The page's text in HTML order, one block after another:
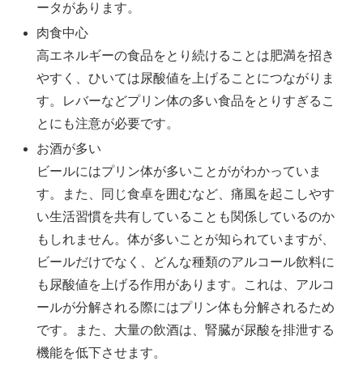
ータがあります。
肉食中心
高エネルギーの食品をとり続けることは肥満を招き
やすく、ひいては尿酸値を上げることにつながりま
す。レバーなどプリン体の多い食品をとりすぎるこ
とにも注意が必要です。
お酒が多い
ビールにはプリン体が多いことががわかっていま
す。また、同じ食卓を囲むなど、痛風を起こしやす
い生活習慣を共有していることも関係しているのか
もしれません。体が多いことが知られていますが、
ビールだけでなく、どんな種類のアルコール飲料に
も尿酸値を上げる作用があります。これは、アルコ
ールが分解される際にはプリン体も分解されるため
です。また、大量の飲酒は、腎臓が尿酸を排泄する
機能を低下させます。